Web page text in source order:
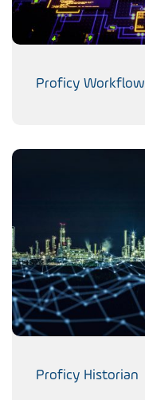
Proficy Workflow
Proficy Historian